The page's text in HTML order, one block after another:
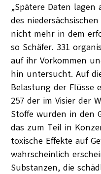
„Spätere Daten
des
nicht mehr in dem
so Schäfer. 331
auf ihr Vorkommen
hin untersucht. Auf
Belastung der Flüsse
257 der im Visier der
Stoffe wurden in den
das zum Teil in
toxische Effekte auf
wahrscheinlich
Substanzen, die